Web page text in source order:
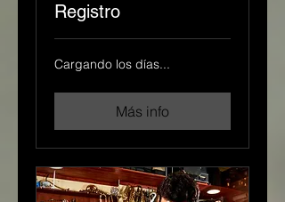
Registro
Cargando los días...
Más info